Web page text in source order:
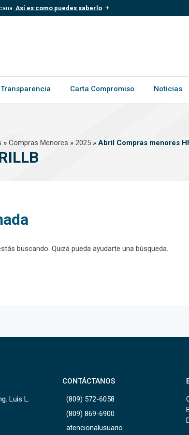
Así es como puedes saberlo
a una organización oficial del
.gob.do o .gov.do.
Transparencia Carta Compromiso Noticias
» Compras Menores » 2025 » Abril Compras menores
buscando. Quizá pueda ayudarte una búsqueda.
Luis L.
CONTÁCTANOS
(809) 572-6058
(809) 869-6900
atencionalusuario